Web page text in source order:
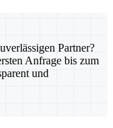
Partner?
Anfrage bis zum
und